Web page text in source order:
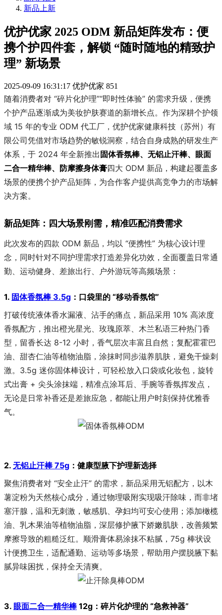
新品上新
优护优家 2025 ODM 新品矩阵发布：便
携个护四件套，解锁 “随时随地的精致护
理” 新场景
2025-09-09 16:31:17 优护优家 851
随着消费者对 “碎片化护理”“即时性体验” 的需求升级，便携
个护产品逐渐成为美妆护肤赛道的新增长点。作为深耕个护领
域 15 年的专业 ODM 代工厂，优护优家健康科技（苏州）有
限公司凭借对市场趋势的敏锐洞察，结合自身成熟的研发生产
体系，于 2024 年全新推出固体香氛棒、无铝止汗棒、眼面
二合一精华棒、防摩擦身体膏四大 ODM 新品，构建起覆盖多
场景的便携个护产品矩阵，为合作客户提供高竞争力的市场解
决方案。
新品矩阵：四大场景刚需，精准匹配消费需求
此次发布的四款 ODM 新品，均以 “便携性” 为核心设计理
念，同时针对不同护理需求打造差异化功效，全面覆盖日常通
勤、运动健身、差旅出行、户外游玩等高频场景：
1. 固体香氛棒 3.5g ：口袋里的 “移动香氛馆”
打破传统液体香水漏液、沾手的痛点，新品采用 10% 高浓度
香氛配方，推出橙光星光、玫瑰原萃、木兰私语三种热门香
型，留香长达 8-12 小时，香气层次丰富且自然；复配霍霍巴
油、甜杏仁油等植物油脂，涂抹时同步滋养肌肤，避免干燥刺
激。3.5g 迷你固体棒设计，可轻松放入口袋或化妆包，旋转
式出膏 + 尖头涂抹端，精准点涂耳后、手腕等香氛挥发点，
无论是日常补香还是差旅应急，都能让用户时刻保持优雅香
气。
2. 无铝止汗棒 75g ：健康型腋下护理新选择
聚焦消费者对 “安全止汗” 的需求，新品采用无铝配方，以木
薯淀粉为天然核心成分，通过物理吸附实现吸汗除味，而非堵
塞汗腺，温和无刺激，敏感肌、孕妇均可安心使用；添加橄榄
油、乳木果油等植物油脂，深层修护腋下娇嫩肌肤，改善频繁
摩擦导致的粗糙泛红。顺滑膏体易涂抹不粘腻，75g 棒状设
计便携卫生，适配通勤、运动等多场景，帮助用户摆脱腋下黏
腻异味困扰，保持全天清爽。
3. 眼面二合一精华棒12g：碎片化护理的 “急救神器”